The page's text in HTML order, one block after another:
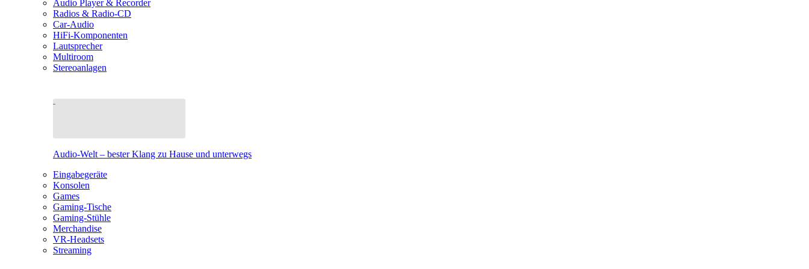
Audio Player & Recorder
Radios & Radio-CD
Car-Audio
HiFi-Komponenten
Lautsprecher
Multiroom
Stereoanlagen
Audio-Welt – bester Klang zu Hause und unterwegs
Eingabegeräte
Konsolen
Games
Gaming-Tische
Gaming-Stühle
Merchandise
VR-Headsets
Streaming